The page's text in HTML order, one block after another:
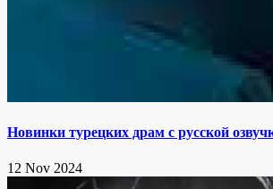
Новинки турецких драм с русской
12 Nov 2024